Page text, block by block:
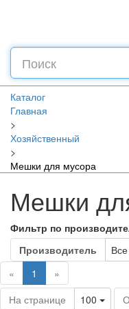
Каталог
Главная
>
Хозяйственный
>
Мешки для мусора
Мешки
Фильтр по
Производитель
«
1 (current)
»
На странице
100